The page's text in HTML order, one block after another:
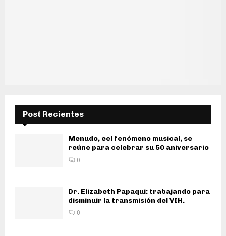
Post Recientes
Menudo, eel fenómeno musical, se
reúne para celebrar su 50 aniversario
0
Dr. Elizabeth Papaqui: trabajando para
disminuir la transmisión del VIH.
0